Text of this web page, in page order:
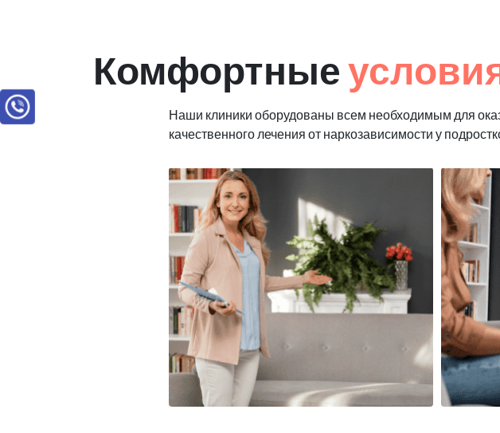
Комфортные
Наши клиники оборудованы всем необходимым для
качественного лечения от наркозависимости у